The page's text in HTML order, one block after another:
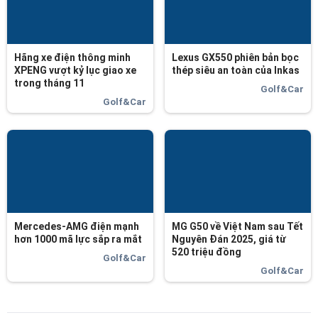
Hãng xe điện thông minh
XPENG vượt kỷ lục giao xe
trong tháng 11
Golf&Car
Lexus GX550 phiên bản bọc
thép siêu an toàn của Inkas
Golf&Car
Mercedes-AMG điện mạnh
hơn 1000 mã lực sắp ra mắt
Golf&Car
MG G50 về Việt Nam sau Tết
Nguyên Đán 2025, giá từ
520 triệu đồng
Golf&Car